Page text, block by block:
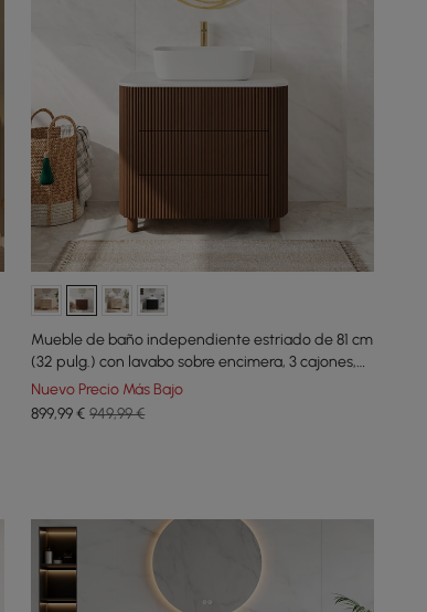
Mueble de baño independiente estriado de 81 cm
(32 pulg.) con lavabo sobre encimera, 3 cajones,
tapa de piedra sinterizada
Nuevo Precio Más Bajo
899,99€ 949,99 €